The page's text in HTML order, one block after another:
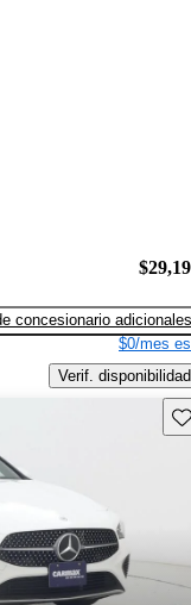
concesionario adicionales
$0/mes
Verif. disponibilidad